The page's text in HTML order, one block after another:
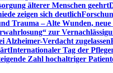
älterer Menschen geehrt
zeigen sich deutlich
Trauma – Alte Wunden,
zur
Alzheimer-Verdacht zugelassen
Internationaler Tag der
Zahl hochaltriger